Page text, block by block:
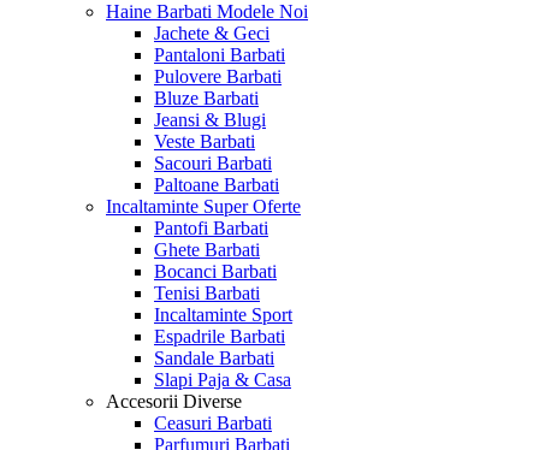
Haine Barbati Modele Noi
Jachete & Geci
Pantaloni Barbati
Pulovere Barbati
Bluze Barbati
Jeansi & Blugi
Veste Barbati
Sacouri Barbati
Paltoane Barbati
Incaltaminte Super Oferte
Pantofi Barbati
Ghete Barbati
Bocanci Barbati
Tenisi Barbati
Incaltaminte Sport
Espadrile Barbati
Sandale Barbati
Slapi Paja & Casa
Accesorii Diverse
Ceasuri Barbati
Parfumuri Barbati